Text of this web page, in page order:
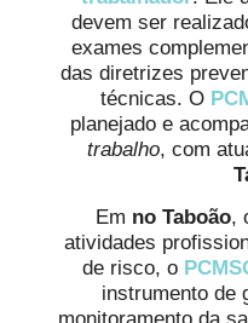
devem ser
exames
das diretrizes
técnicas. O
planejado e
trabalho, com
Em no Taboão,
atividades
de risco, o
instrumento de